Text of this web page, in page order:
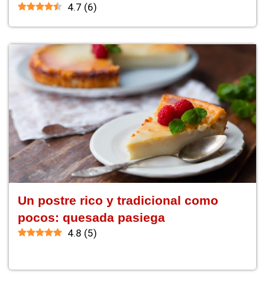
4.7 (6)
Un postre rico y tradicional como
pocos: quesada pasiega
4.8 (5)